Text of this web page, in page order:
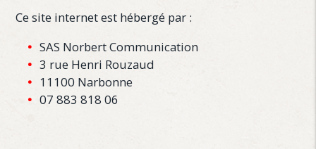
Ce site internet est hébergé par :
SAS Norbert Communication
3 rue Henri Rouzaud
11100 Narbonne
07 883 818 06